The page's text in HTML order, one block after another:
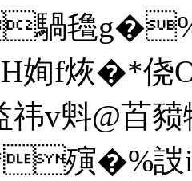
騧氌
姰f烣�*侥
祎v斞@苩
�%詜i始4